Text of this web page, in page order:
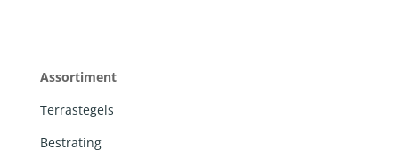
Assortiment
Terrastegels
Bestrating